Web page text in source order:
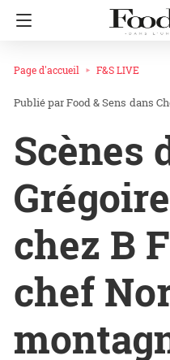
Page d'accueil F&S LIVE
Food & Sens dans
Scènes
chez B
chef